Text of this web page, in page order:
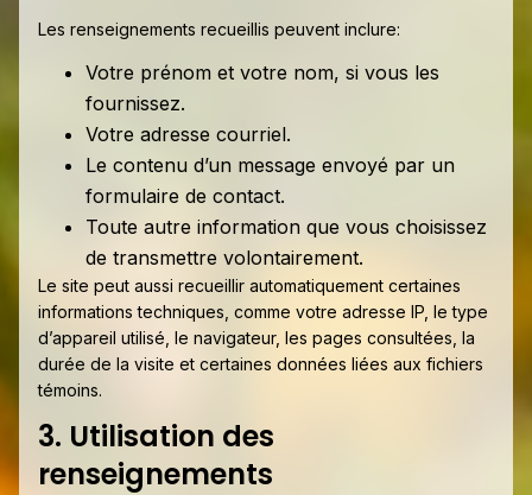
Les renseignements recueillis peuvent inclure:
Votre prénom et votre nom, si vous les
fournissez.
Votre adresse courriel.
Le contenu d’un message envoyé par un
formulaire de contact.
Toute autre information que vous choisissez
de transmettre volontairement.
Le site peut aussi recueillir automatiquement certaines
informations techniques, comme votre adresse IP, le type
d’appareil utilisé, le navigateur, les pages consultées, la
durée de la visite et certaines données liées aux fichiers
témoins.
3. Utilisation des
renseignements